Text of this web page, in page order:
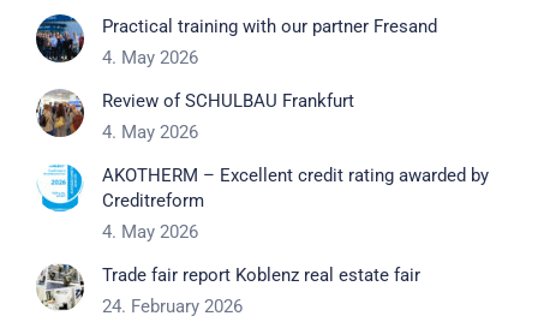
Practical training with our partner Fresand
4. May 2026
Review of SCHULBAU Frankfurt
4. May 2026
AKOTHERM – Excellent credit rating awarded by
Creditreform
4. May 2026
Trade fair report Koblenz real estate fair
24. February 2026